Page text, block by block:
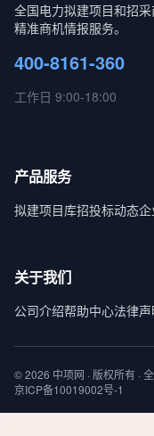
全国电力拟建项目和招
精准商机情报服务。
400-8161-360
工作日 9:00-18:00
产品服务
拟建项目库招投标动态
关于我们
公司介绍帮助中心法律声
© 2026 中项网 · 版权所有 ·
京ICP备10019002号-1